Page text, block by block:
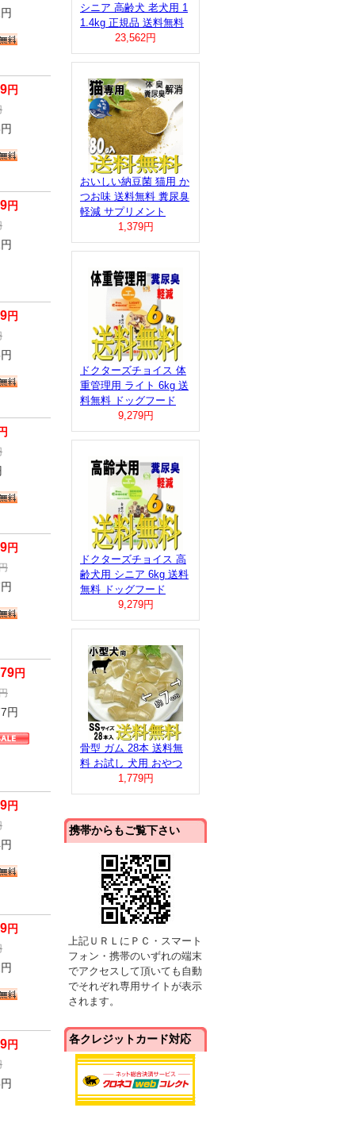
円
円
円
円
円
円
円
円
円
円
円
円
円
円
円
円
円
シニア 高齢犬 老犬用 1
1.4kg 正規品 送料無料
23,562円
おいしい納豆菌 猫用 か
つお味 送料無料 糞尿臭
軽減 サプリメント
1,379円
ドクターズチョイス 体
重管理用 ライト 6kg 送
料無料 ドッグフード
9,279円
ドクターズチョイス 高
齢犬用 シニア 6kg 送料
無料 ドッグフード
9,279円
骨型 ガム 28本 送料無
料 お試し 犬用 おやつ
1,779円
携帯からもご覧下さい
上記ＵＲＬにＰＣ・スマート
フォン・携帯のいずれの端末
でアクセスして頂いても自動
でそれぞれ専用サイトが表示
されます。
各クレジットカード対応